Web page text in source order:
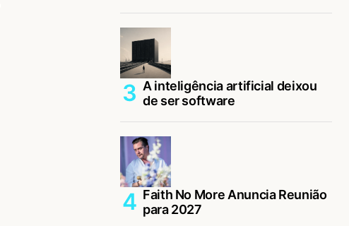
A inteligência artificial deixou
de ser software
Faith No More Anuncia Reunião
para 2027